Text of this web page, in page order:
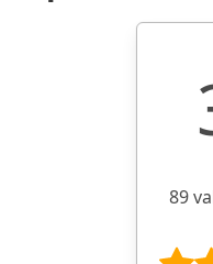
89